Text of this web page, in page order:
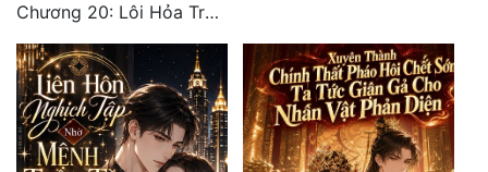
Đẹp Hiệp
Tính Cách Nhân Vật :
Cơ Trí
Chương 20: Lôi Hỏa Trường Minh (Hết)